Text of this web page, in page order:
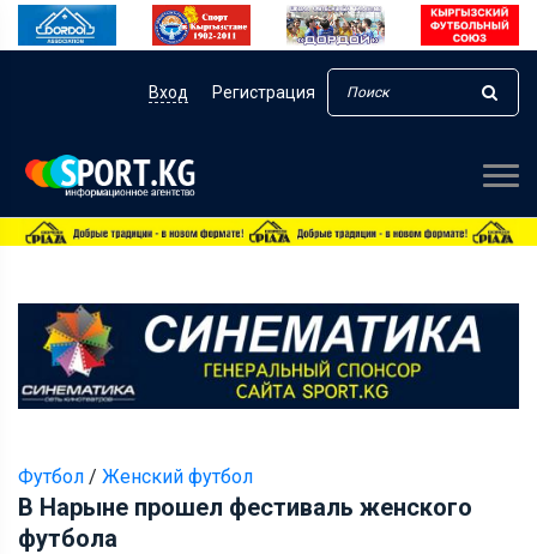
Вход Регистрация
Футбол / Женский футбол
В Нарыне прошел фестиваль женского
футбола